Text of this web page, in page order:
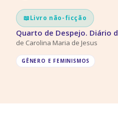
📖Livro não-ficção
Quarto de Despejo. Diário
de Carolina Maria de Jesus
GÊNERO E FEMINISMOS